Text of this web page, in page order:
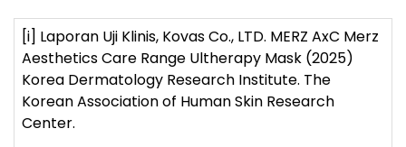
[i] Laporan Uji Klinis, Kovas Co., LTD. MERZ AxC Merz
Aesthetics Care Range Ultherapy Mask (2025)
Korea Dermatology Research Institute. The
Korean Association of Human Skin Research
Center.